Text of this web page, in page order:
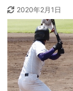
2020年2月1日